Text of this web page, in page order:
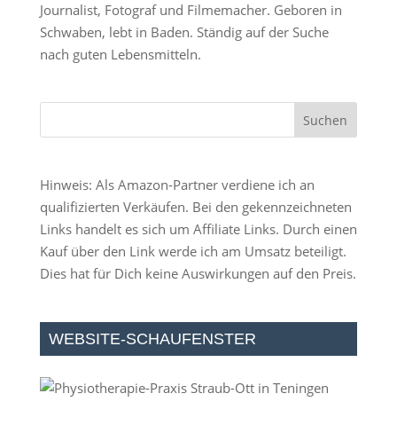
Journalist, Fotograf und Filmemacher. Geboren in
Schwaben, lebt in Baden. Ständig auf der Suche
nach guten Lebensmitteln.
Hinweis: Als Amazon-Partner verdiene ich an
qualifizierten Verkäufen. Bei den gekennzeichneten
Links handelt es sich um Affiliate Links. Durch einen
Kauf über den Link werde ich am Umsatz beteiligt.
Dies hat für Dich keine Auswirkungen auf den Preis.
WEBSITE-SCHAUFENSTER